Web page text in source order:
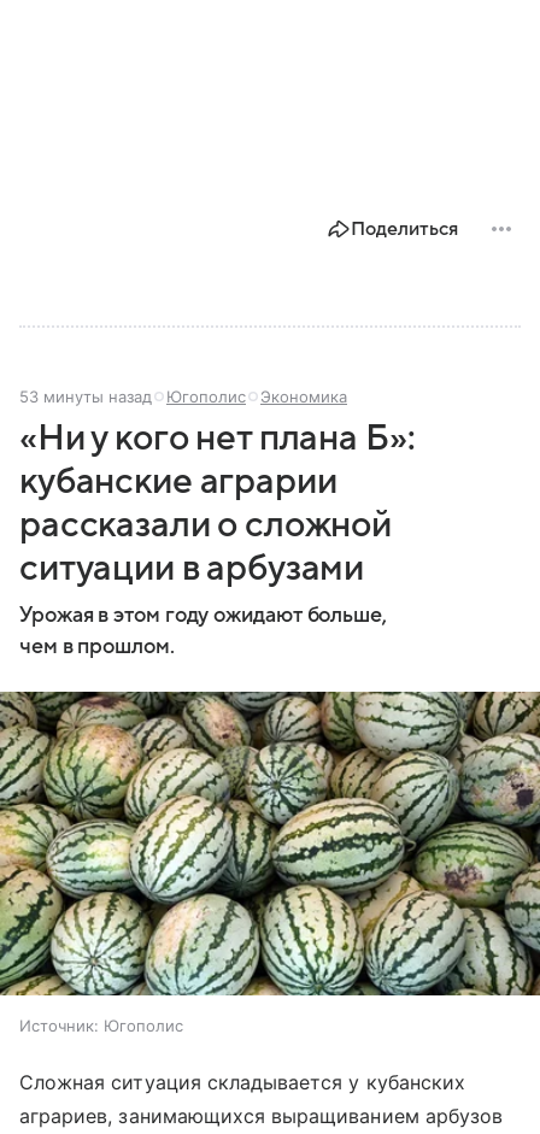
Поделиться
53 минуты назад Югополис Экономика
«Ни у кого нет плана Б»:
кубанские аграрии
рассказали о сложной
ситуации в арбузами
Урожая в этом году ожидают больше,
чем в прошлом.
Источник: Югополис
Сложная ситуация складывается у кубанских
аграриев, занимающихся выращиванием арбузов